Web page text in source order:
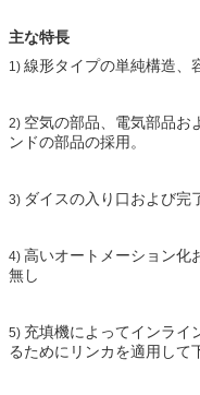
主な特長
1) 線形タイプの単純構造、
2) 空気の部品、電気部品お
ンドの部品の採用。
3) ダイスの入り口および完
4) 高いオートメーション化
無し
5) 充填機によってインライ
るためにリンカを適用して